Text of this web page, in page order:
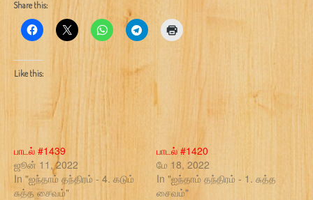
Share this:
Like this:
பாடல் #1439
ஜூன் 11, 2022
In "ஐந்தாம் தந்திரம் - 4. கடும்
சுத்த சைவம்"
பாடல் #1420
மே 18, 2022
In "ஐந்தாம் தந்திரம் - 1. சுத்த
சைவம்"